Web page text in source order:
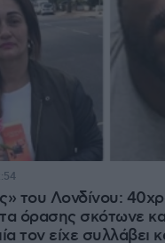
του Λονδίνου:
όρασης σκότωνε
τον είχε συλλάβει